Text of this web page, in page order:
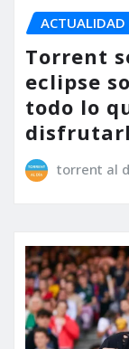
ACTUALIDAD
Torrent
eclipse
todo lo
torrent al